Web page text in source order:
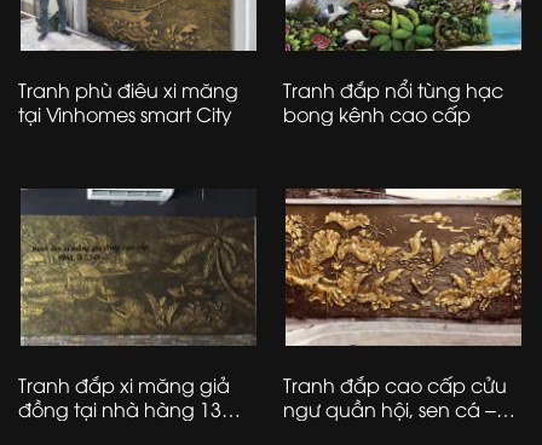
Tranh phù điêu xi măng
tại Vinhomes smart City
Tranh đắp nổi tùng hạc
bong kênh cao cấp
Tranh đắp xi măng giả
đồng tại nhà hàng 13
Tranh đắp cao cấp cửu
ngư quần hội, sen cá –